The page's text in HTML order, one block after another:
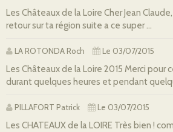
Les Châteaux de la Loire Cher Jean
retour sur ta région suite a ce super ...
LA ROTONDA Roch Le 03/07/2015
Les Châteaux de la Loire 2015 Merci pour
durant quelques heures et pendant
PILLAFORT Patrick Le 03/07/2015
Les CHATEAUX de la LOIRE Très bien !